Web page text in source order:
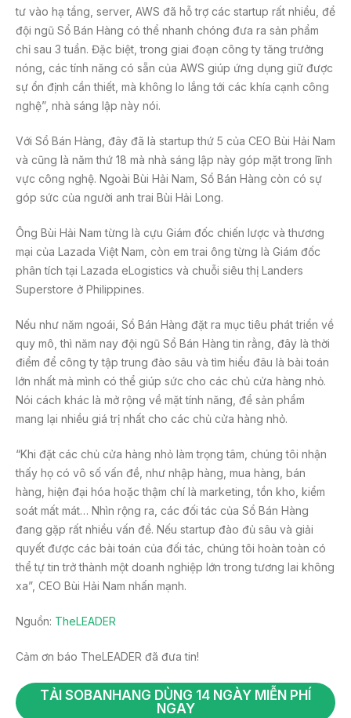
tư vào hạ tầng, server, AWS đã hỗ trợ các startup rất nhiều, để
đội ngũ Sổ Bán Hàng có thể nhanh chóng đưa ra sản phẩm
chỉ sau 3 tuần. Đặc biệt, trong giai đoạn công ty tăng trưởng
nóng, các tính năng có sẵn của AWS giúp ứng dụng giữ được
sự ổn định cần thiết, mà không lo lắng tới các khía cạnh công
nghệ”, nhà sáng lập này nói.
Với Sổ Bán Hàng, đây đã là startup thứ 5 của CEO Bùi Hải Nam
và cũng là năm thứ 18 mà nhà sáng lập này góp mặt trong lĩnh
vực công nghệ. Ngoài Bùi Hải Nam, Sổ Bán Hàng còn có sự
góp sức của người anh trai Bùi Hải Long.
Ông Bùi Hải Nam từng là cựu Giám đốc chiến lược và thương
mại của Lazada Việt Nam, còn em trai ông từng là Giám đốc
phân tích tại Lazada eLogistics và chuỗi siêu thị Landers
Superstore ở Philippines.
Nếu như năm ngoái, Sổ Bán Hàng đặt ra mục tiêu phát triển về
quy mô, thì năm nay đội ngũ Sổ Bán Hàng tin rằng, đây là thời
điểm để công ty tập trung đào sâu và tìm hiểu đâu là bài toán
lớn nhất mà mình có thể giúp sức cho các chủ cửa hàng nhỏ.
Nói cách khác là mở rộng về mặt tính năng, để sản phẩm
mang lại nhiều giá trị nhất cho các chủ cửa hàng nhỏ.
“Khi đặt các chủ cửa hàng nhỏ làm trọng tâm, chúng tôi nhận
thấy họ có vô số vấn đề, như nhập hàng, mua hàng, bán
hàng, hiện đại hóa hoặc thậm chí là marketing, tồn kho, kiểm
soát mất mát… Nhìn rộng ra, các đối tác của Sổ Bán Hàng
đang gặp rất nhiều vấn đề. Nếu startup đào đủ sâu và giải
quyết được các bài toán của đối tác, chúng tôi hoàn toàn có
thể tự tin trở thành một doanh nghiệp lớn trong tương lai không
xa”, CEO Bùi Hải Nam nhấn mạnh.
Nguồn: TheLEADER
Cảm ơn báo TheLEADER đã đưa tin!
TẢI SOBANHANG DÙNG 14 NGÀY MIỄN PHÍ
NGAY